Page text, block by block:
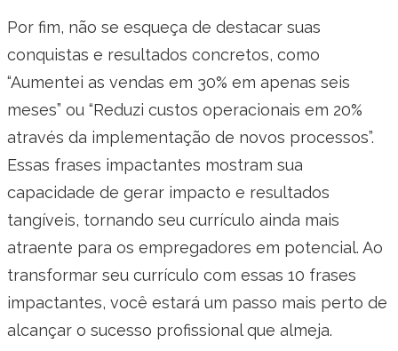
Por fim, não se esqueça de destacar suas
conquistas e resultados concretos, como
“Aumentei as vendas em 30% em apenas seis
meses” ou “Reduzi custos operacionais em 20%
através da implementação de novos processos”.
Essas frases impactantes mostram sua
capacidade de gerar impacto e resultados
tangíveis, tornando seu currículo ainda mais
atraente para os empregadores em potencial. Ao
transformar seu currículo com essas 10 frases
impactantes, você estará um passo mais perto de
alcançar o sucesso profissional que almeja.